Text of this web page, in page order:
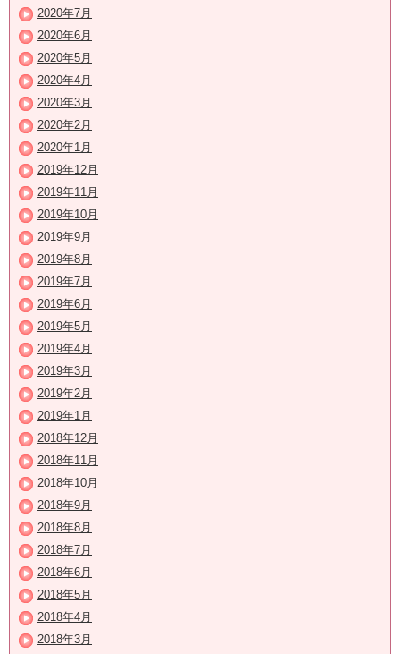
2020年7月
2020年6月
2020年5月
2020年4月
2020年3月
2020年2月
2020年1月
2019年12月
2019年11月
2019年10月
2019年9月
2019年8月
2019年7月
2019年6月
2019年5月
2019年4月
2019年3月
2019年2月
2019年1月
2018年12月
2018年11月
2018年10月
2018年9月
2018年8月
2018年7月
2018年6月
2018年5月
2018年4月
2018年3月